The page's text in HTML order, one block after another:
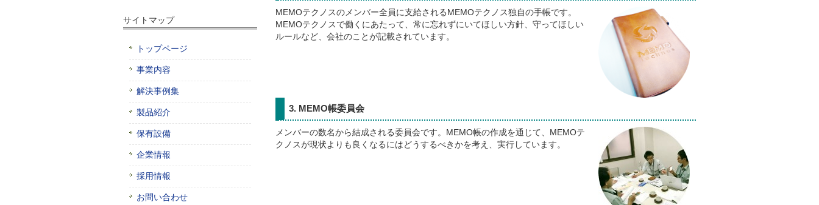
MEMOテクノスのメンバー全員に支給されるMEMOテクノス独自の手帳です。
MEMOテクノスで働くにあたって、常に忘れずにいてほしい方針、守ってほしい
ルールなど、会社のことが記載されています。
3. MEMO帳委員会
メンバーの数名から結成される委員会です。MEMO帳の作成を通じて、MEMOテ
クノスが現状よりも良くなるにはどうするべきかを考え、実行しています。
サイトマップ
トップページ
事業内容
解決事例集
製品紹介
保有設備
企業情報
採用情報
お問い合わせ